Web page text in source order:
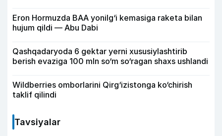
Eron Hormuzda BAA yonilg‘i kemasiga raketa bilan
hujum qildi — Abu Dabi
Qashqadaryoda 6 gektar yerni xususiylashtirib
berish evaziga 100 mln so‘m so‘ragan shaxs ushlandi
Wildberries omborlarini Qirg‘izistonga ko‘chirish
taklif qilindi
Tavsiyalar